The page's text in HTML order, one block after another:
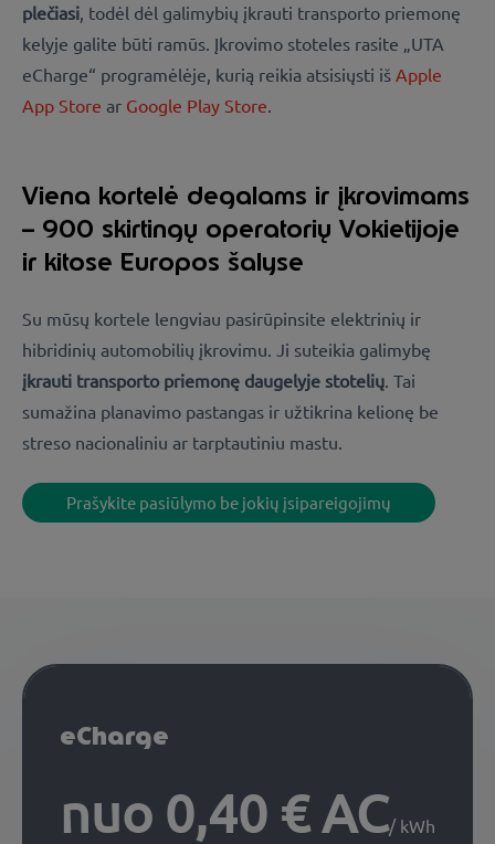
plečiasi, todėl dėl galimybių įkrauti transporto priemonę
kelyje galite būti ramūs. Įkrovimo stoteles rasite „UTA
eCharge“ programėlėje, kurią reikia atsisiųsti iš Apple
App Store ar Google Play Store.
Viena kortelė degalams ir įkrovimams
– 900 skirtingų operatorių Vokietijoje
ir kitose Europos šalyse
Su mūsų kortele lengviau pasirūpinsite elektrinių ir
hibridinių automobilių įkrovimu. Ji suteikia galimybę
įkrauti transporto priemonę daugelyje stotelių. Tai
sumažina planavimo pastangas ir užtikrina kelionę be
streso nacionaliniu ar tarptautiniu mastu.
Prašykite pasiūlymo be jokių įsipareigojimų
eCharge
nuo 0,40 € AC/ kWh